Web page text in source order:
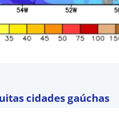
cidades gaúchas